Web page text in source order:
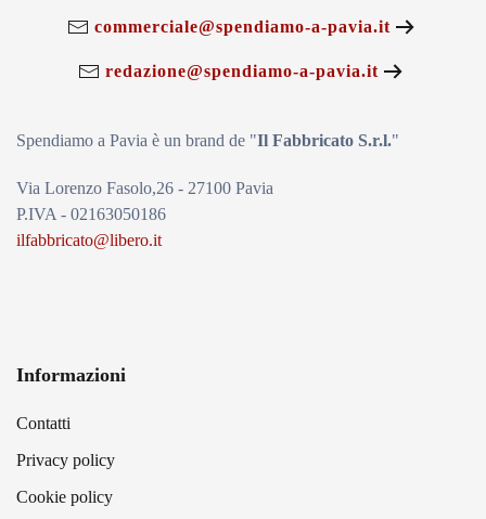
commerciale@spendiamo-a-pavia.it
redazione@spendiamo-a-pavia.it
Spendiamo a Pavia è un brand de "Il Fabbricato S.r.l."
Via Lorenzo Fasolo,26 - 27100 Pavia
P.IVA - 02163050186
ilfabbricato@libero.it
Informazioni
Contatti
Privacy policy
Cookie policy